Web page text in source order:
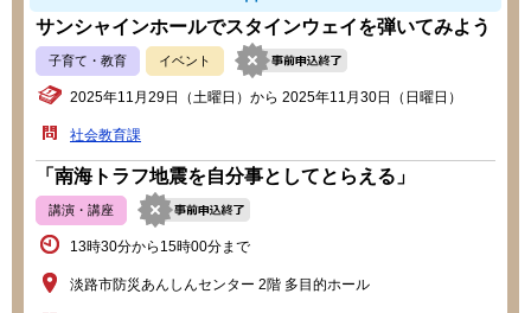
サンシャインホールでスタインウェイを弾いてみよう
子育て・教育 イベント
2025年11月29日（土曜日）から 2025年11月30日（日曜日）
社会教育課
「南海トラフ地震を自分事としてとらえる」
講演・講座
13時30分から15時00分まで
淡路市防災あんしんセンター 2階 多目的ホール